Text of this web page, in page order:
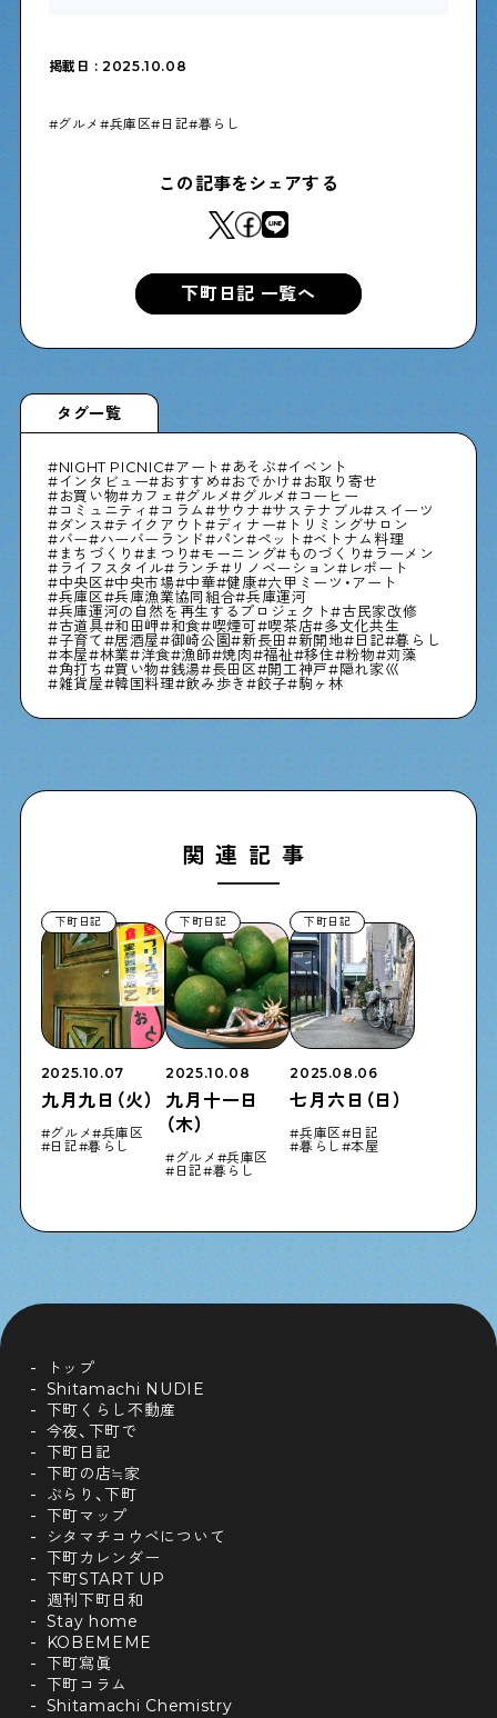
掲載日 : 2025.10.08
グルメ 兵庫区 日記 暮らし
この記事をシェアする
下町日記 一覧へ
タグ一覧
NIGHT PICNIC アート あそぶ
イベント
インタビュー
おすすめ おでかけ
お取り寄せ
お買い物
カフェ グルメ グルメ
コーヒー
コミュニティ
コラム サウナ サステナブル
スイーツ
ダンス
テイクアウト ディナー
トリミングサロン
バー
ハーバーランド パン ペット
ベトナム料理
まちづくり
まつり モーニング ものづくり
ラーメン
ライフスタイル
ランチ リノベーション
レポート
中央区
中央市場 中華 健康
六甲ミーツ・アート
兵庫区
兵庫漁業協同組合
兵庫運河
兵庫運河の自然を再生するプロジェクト
古民家改修
古道具
和田岬 和食 喫煙可 喫茶店
多文化共生
子育て
居酒屋 御崎公園 新長田 新開地 日記
暮らし
本屋
林業 洋食 漁師 焼肉 福祉 移住 粉物
苅藻
角打ち
買い物 銭湯 長田区 開工神戸
隠れ家巛
雑貨屋
韓国料理 飲み歩き 餃子 駒ヶ林
関連記事
下町日記
2025.10.07
九月九日（火）
グルメ 兵庫区
日記
暮らし
下町日記
2025.10.08
九月十一日
（木）
グルメ
兵庫区
日記
暮らし
下町日記
2025.08.06
七月六日（日）
兵庫区
日記
暮らし
本屋
トップ
Shitamachi NUDIE
下町くらし不動産
今夜、下町で
下町日記
下町の店≒家
ぶらり、下町
下町マップ
シタマチコウベについて
下町カレンダー
下町START UP
週刊下町日和
Stay home
KOBEMEME
下町寫眞
下町コラム
Shitamachi Chemistry